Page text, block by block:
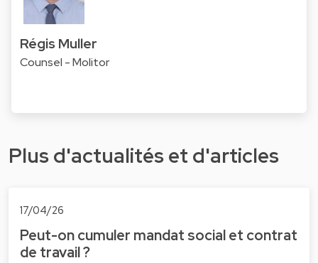
Régis Muller
Counsel - Molitor
Plus d'actualités et d'articles
17/04/26
Peut-on cumuler mandat social et contrat
de travail ?